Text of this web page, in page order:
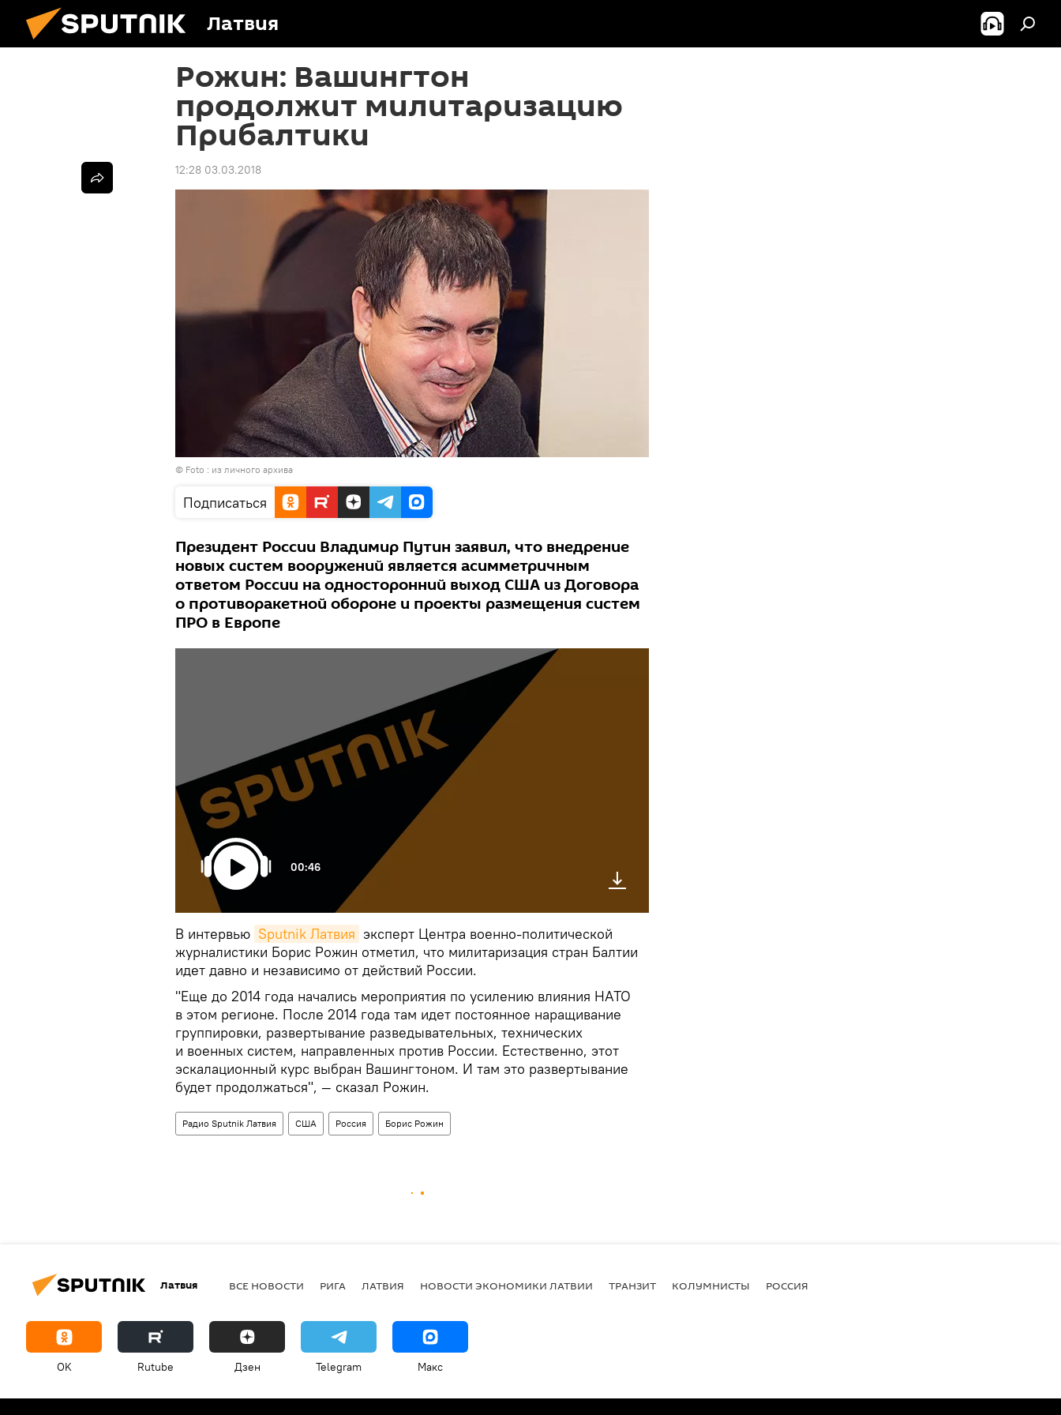
Латвия
Рожин: Вашингтон
продолжит милитаризацию
Прибалтики
12:28 03.03.2018
© Foto : из личного архива
Подписаться
Президент России Владимир Путин заявил, что внедрение
новых систем вооружений является асимметричным
ответом России на односторонний выход США из Договора
о противоракетной обороне и проекты размещения систем
ПРО в Европе
00:46
В интервью Sputnik Латвия эксперт Центра военно-политической
журналистики Борис Рожин отметил, что милитаризация стран Балтии
идет давно и независимо от действий России.
"Еще до 2014 года начались мероприятия по усилению влияния НАТО
в этом регионе. После 2014 года там идет постоянное наращивание
группировки, развертывание разведывательных, технических
и военных систем, направленных против России. Естественно, этот
эскалационный курс выбран Вашингтоном. И там это развертывание
будет продолжаться", — сказал Рожин.
Радио Sputnik Латвия США Россия Борис Рожин
Латвия ВСЕ НОВОСТИ РИГА ЛАТВИЯ НОВОСТИ ЭКОНОМИКИ ЛАТВИИ ТРАНЗИТ КОЛУМНИСТЫ РОССИЯ
OK Rutube Дзен Telegram Макс